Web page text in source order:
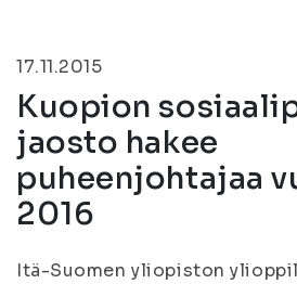
17.11.2015
Kuopion
jaosto hakee
puheenjohtajaa
2016
Itä-Suomen yliopiston